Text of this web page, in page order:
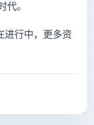
代。
进行中，更多资